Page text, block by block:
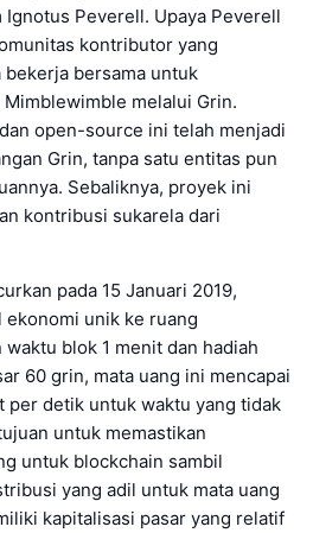
Peverell. Upaya Peverell
kontributor yang
bersama untuk
melalui Grin.
open-source ini telah menjadi
Grin, tanpa satu entitas pun
Sebaliknya, proyek ini
kontribusi sukarela dari
pada 15 Januari 2019,
unik ke ruang
blok 1 menit dan hadiah
60 grin, mata uang ini mencapai
per detik untuk waktu yang tidak
untuk memastikan
untuk blockchain sambil
yang adil untuk mata uang
kapitalisasi pasar yang relatif